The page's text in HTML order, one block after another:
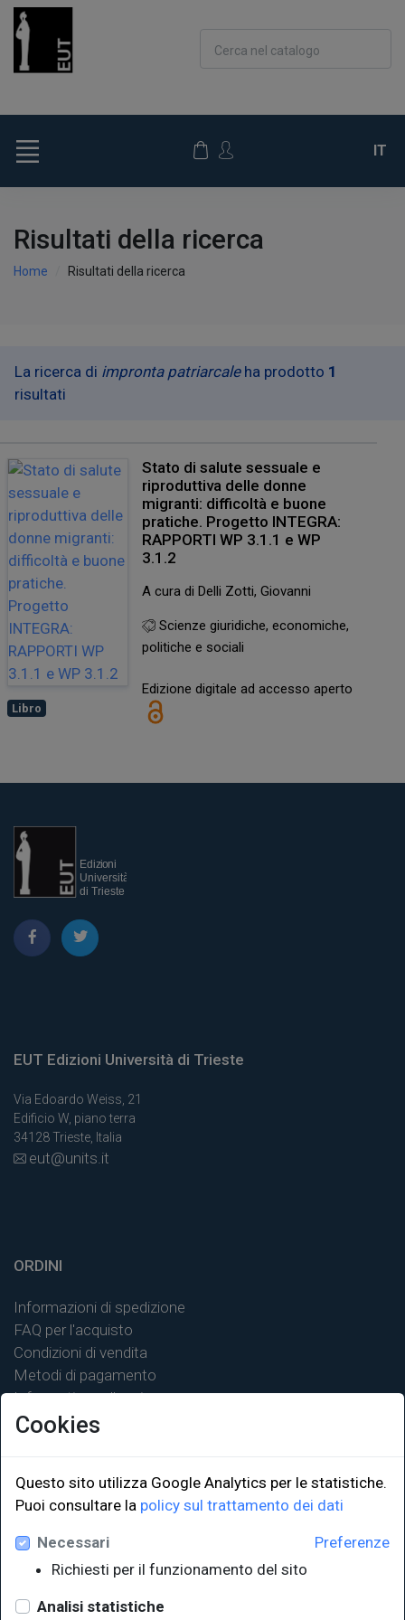
Cerca nel catalogo
IT
Risultati della ricerca
Home Risultati della ricerca
La ricerca di impronta patriarcaleha prodotto 1
risultati
Libro
Stato di salute sessuale e
riproduttiva delle donne
migranti: difficoltà e buone
pratiche. Progetto INTEGRA:
RAPPORTI WP 3.1.1 e WP
3.1.2
A cura di Delli Zotti, Giovanni
Scienze giuridiche, economiche,
politiche e sociali
Edizione digitale ad accesso aperto
EUT Edizioni Università di Trieste
Via Edoardo Weiss, 21
Edificio W, piano terra
34128 Trieste, Italia
eut@units.it
ORDINI
Informazioni di spedizione
FAQ per l'acquisto
Condizioni di vendita
Metodi di pagamento
Informativa sulla privacy
LINK ISTITUZIONALI
Università degli Studi di Trieste
Sistema Bibliotecario di Ateneo
Cookies
Questo sito utilizza Google Analytics per le statistiche.
Puoi consultare la policy sul trattamento dei dati
Preferenze
Necessari
Richiesti per il funzionamento del sito
Analisi statistiche